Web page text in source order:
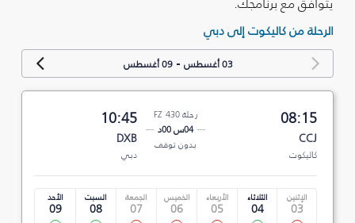
الرحلة من كاليكوت إلى دبي
03 أغسطس -09 أغسطس
08:15
CCJ
كاليكوت
رحلة FZ 430
04س 00د
بدون توقف
10:45
DXB
دبي
الإثنين
03
الثلاثاء
04
الأربعاء
05
الخميس
06
الجمعة
07
السبت
08
الأحد
09